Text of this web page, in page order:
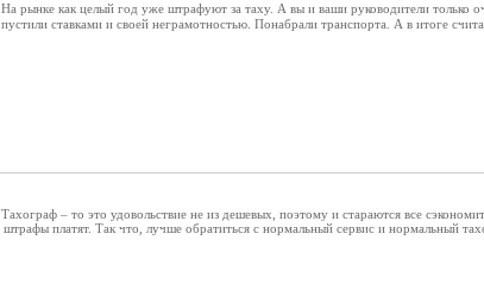
рынке как целый год уже штрафуют за таху. А вы и ваши руководители только
ставками и своей неграмотностью. Понабрали транспорта. А в итоге
– то это удовольствие не из дешевых, поэтому и стараются все
платят. Так что, лучше обратиться с нормальный сервис и нормальный